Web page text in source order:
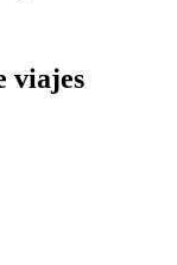
viajes